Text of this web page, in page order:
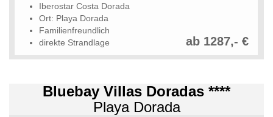
Iberostar Costa Dorada
Ort: Playa Dorada
Familienfreundlich
direkte Strandlage
ab 1287,- €
Bluebay Villas Doradas ****
Playa Dorada